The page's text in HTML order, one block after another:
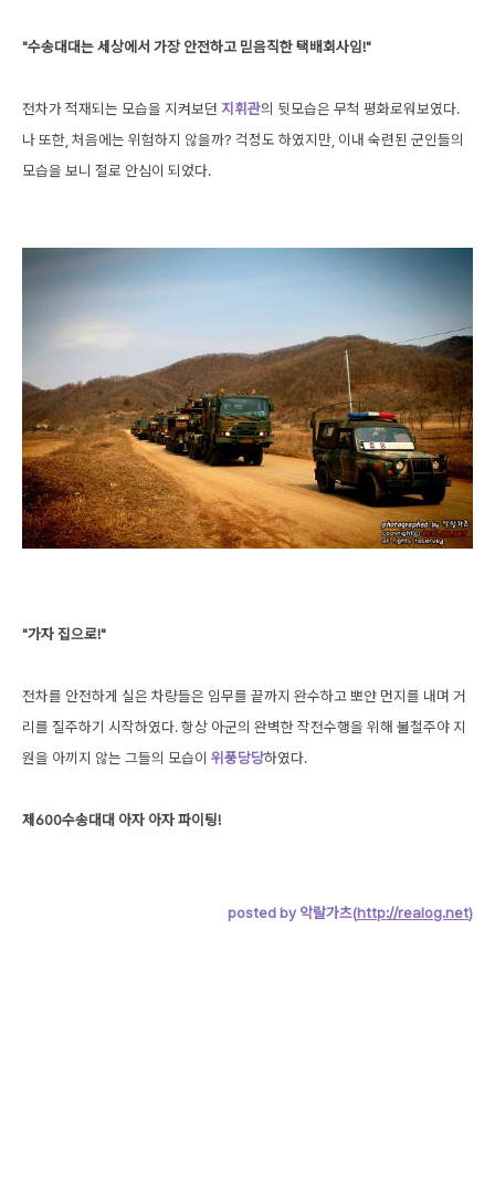
"수송대대는 세상에서 가장 안전하고 믿음직한 택배회사임!"
전차가 적재되는 모습을 지켜보던 지휘관의 뒷모습은 무척 평화로워보였다.
나 또한, 처음에는 위험하지 않을까? 걱정도 하였지만, 이내 숙련된 군인들의
모습을 보니 절로 안심이 되었다.
"가자 집으로!"
전차를 안전하게 실은 차량들은 임무를 끝까지 완수하고 뽀얀 먼지를 내며 거
리를 질주하기 시작하였다. 항상 아군의 완벽한 작전수행을 위해 불철주야 지
원을 아끼지 않는 그들의 모습이 위풍당당하였다.
제600수송대대 아자 아자 파이팅!
posted by 악랄가츠(http://realog.net)